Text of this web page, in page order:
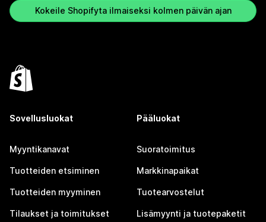
Kokeile Shopifyta ilmaiseksi kolmen päivän ajan
Sovellusluokat
Myyntikanavat
Tuotteiden etsiminen
Tuotteiden myyminen
Tilaukset ja toimitukset
Pääluokat
Suoratoimitus
Markkinapaikat
Tuotearvostelut
Lisämyynti ja tuotepaketit